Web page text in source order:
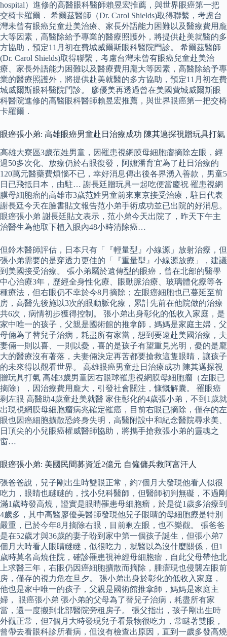
hospital）進修的高醫眼科醫師賴昱宏推薦，與世界眼癌第一把
交椅卡羅爾． 希爾茲醫師（Dr. Carol Shields)取得聯繫，考慮台
灣未曾有眼癌兒童赴美治療、家長外語能力困難以及醫療費用龐
大等因素，高醫除給予專業的醫療照護外，將提供赴美就醫的多
方協助，預定11月初在費城威爾斯眼科醫院門診。 希爾茲醫師
(Dr. Carol Shields)取得聯繫，考慮台灣未曾有眼癌兒童赴美治
療、家長外語能力困難以及醫療費用龐大等因素，高醫除給予專
業的醫療照護外，將提供赴美就醫的多方協助，預定11月初在費
城威爾斯眼科醫院門診。 廖優美再透過曾在美國費城威爾斯眼
科醫院進修的高醫眼科醫師賴昱宏推薦，與世界眼癌第一把交椅
卡羅爾．
眼癌張小弟: 高雄眼癌男童赴日治療成功 陳其邁探視贈玩具打氣
高雄大寮區3歲范姓男童，因罹患視網膜母細胞瘤摘除左眼，經
過50多次化、放療仍於右眼復發，阿嬤潘育宜為了赴日治療的
120萬元醫藥費煩惱不已，幸好消息傳出後各界湧入善款，男童5
日已飛抵日本，由駐… 謝長廷贈玩具一起吃便當慶祝 罹患視網
膜母細胞瘤的高雄市3歲范姓男童前來東京接受治療，駐日代表
謝長廷今天在臉書貼文報告范小弟手術成功並已出院的好消息。
眼癌張小弟 謝長廷貼文表示，范小弟今天出院了，昨天下午主
治醫生為他取下植入眼內48小時清除癌…
但鈴木醫師評估，日本只有「『輕量型』小線源」放射治療，但
張小弟需要的是穿透力更佳的「『重量型』小線源放療」，建議
到美國接受治療。 張小弟屬於遺傳型的眼癌，曾在北部的醫學
中心治療3年，歷經全身性化療、眼動脈治療、玻璃體化療等各
種療法，但右眼仍不幸於今8月摘除；左眼癌細胞也已蔓延至前
房，高醫先後施以3次的眼動脈化療，累計先前在他院做的治療
共6次，病情初步獲得控制。 張小弟出身彰化的低收入家庭，是
家中唯一的孩子，父親是國術館的推拿師，媽媽是家庭主婦，父
母倆為了替兒子治病，耗盡所有家當，想到要遠赴美國治療，夫
妻倆一則以喜、一則以憂，喜的是孩子有望重見光明，憂的是龐
大的醫療沒有著落，夫妻倆決定再苦都要搶救這隻眼睛，讓孩子
的未來得以觀看世界。 高雄眼癌男童赴日治療成功 陳其邁探視
贈玩具打氣 高雄3歲男童因右眼球罹患視網膜母細胞瘤（左眼已
摘除），因治療費用龐大，引發社會關注，慷慨解囊。 罹眼癌
剩左眼 高醫助4歲童赴美就醫 家住彰化的4歲張小弟，不到1歲就
出現視網膜母細胞瘤病兆確定罹癌，目前右眼已摘除，僅存的左
眼也因癌細胞擴散恐終身失明，高醫附設中和紀念醫院尋求美、
日頂尖的小兒眼癌權威醫師協助，將攜手搶救張小弟的靈魂之
窗…
眼癌張小弟: 美國民間募資近2億元 自僱傭兵救阿富汗人
張爸爸說，兒子剛出生時雙眼正常，約7個月大發現他看人似很
吃力，眼睛也瞇瞇的，找小兒科醫師，但醫師初判無礙，不過剛
滿1歲時發高燒，證實是眼睛罹患母細胞瘤，於是從1歲多治療到
4歲多，其中高醫廖優美醫師發現他兒子眼睛的母細胞療是特別
嚴重，已於今年8月摘除右眼，目前剩左眼，也不樂觀。 張爸爸
是在52歲才與36歲的妻子盼到家中第一個孩子誕生，但張小弟7
個月大時看人眼睛瞇瞇，似很吃力，就醫以為沒什麼關係，但1
歲時莫名高燒住院，確診罹患視神經母細胞瘤，自此父母帶他北
上求醫三年，右眼仍因癌細胞擴散而摘除，腫瘤現也侵襲左眼前
房，僅存的視力危在旦夕。 張小弟出身於彰化的低收入家庭，
他也是家中唯一的孩子，父親是國術館推拿師，媽媽是家庭主
婦， 眼癌張小弟 張小弟的父母為了替兒子治病，耗盡所有家
當，還一度搬到北部醫院旁租房子。 張父指出，孩子剛出生時
外觀正常，但7個月大時發現兒子看景物很吃力，常瞇著雙眼，
曾帶去看眼科診所看病，但沒有檢查出原因，直到一歲多發高燒